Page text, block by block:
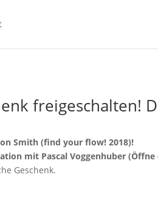
freigeschalten!
Smith (find your flow! 2018)!
mit Pascal Voggenhuber (Öffne
Geschenk.